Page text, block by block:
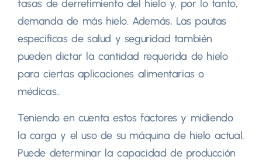
tasas de derretimiento del hielo y, por lo tanto,
demanda de más hielo. Además, Las pautas
específicas de salud y seguridad también
pueden dictar la cantidad requerida de hielo
para ciertas aplicaciones alimentarias o
médicas..
Teniendo en cuenta estos factores y midiendo
la carga y el uso de su máquina de hielo actual,
Puede determinar la capacidad de producción